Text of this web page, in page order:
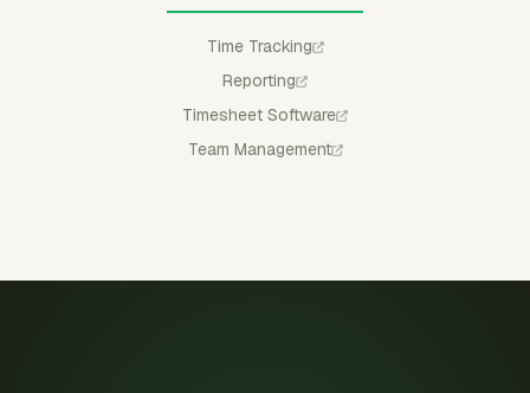
Time Tracking
Reporting
Timesheet Software
Team Management